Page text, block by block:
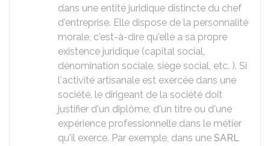
dans une entité juridique distincte du chef
d'entreprise. Elle dispose de la personnalité
morale, c'est-à-dire qu'elle a sa propre
existence juridique (capital social,
dénomination sociale, siège social, etc. ). Si
l'activité artisanale est exercée dans une
société, le dirigeant de la société doit
justifier d'un diplôme, d'un titre ou d'une
expérience professionnelle dans le métier
qu'il exerce. Par exemple, dans une SARL